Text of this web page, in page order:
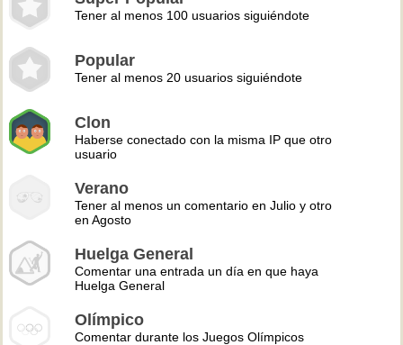
Tener al menos 100 usuarios siguiéndote
Popular
Tener al menos 20 usuarios siguiéndote
Clon
Haberse conectado con la misma IP que otro
usuario
Verano
Tener al menos un comentario en Julio y otro
en Agosto
Huelga General
Comentar una entrada un día en que haya
Huelga General
Olímpico
Comentar durante los Juegos Olímpicos